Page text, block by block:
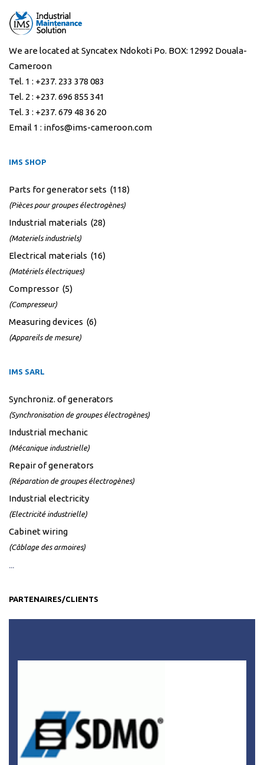
We are located at Syncatex Ndokoti Po. BOX: 12992 Douala-
Cameroon
Tel. 1 : +237. 233 378 083
Tel. 2 : +237. 696 855 341
Tel. 3 : +237. 679 48 36 20
Email 1 : infos@ims-cameroon.com
IMS SHOP
Parts for generator sets (118)
(Pièces pour groupes électrogènes)
Industrial materials (28)
(Materiels industriels)
Electrical materials (16)
(Matériels électriques)
Compressor (5)
(Compresseur)
Measuring devices (6)
(Appareils de mesure)
IMS SARL
Synchroniz. of generators
(Synchronisation de groupes électrogènes)
Industrial mechanic
(Mécanique industrielle)
Repair of generators
(Réparation de groupes électrogènes)
Industrial electricity
(Electricité industrielle)
Cabinet wiring
(Câblage des armoires)
...
PARTENAIRES/CLIENTS